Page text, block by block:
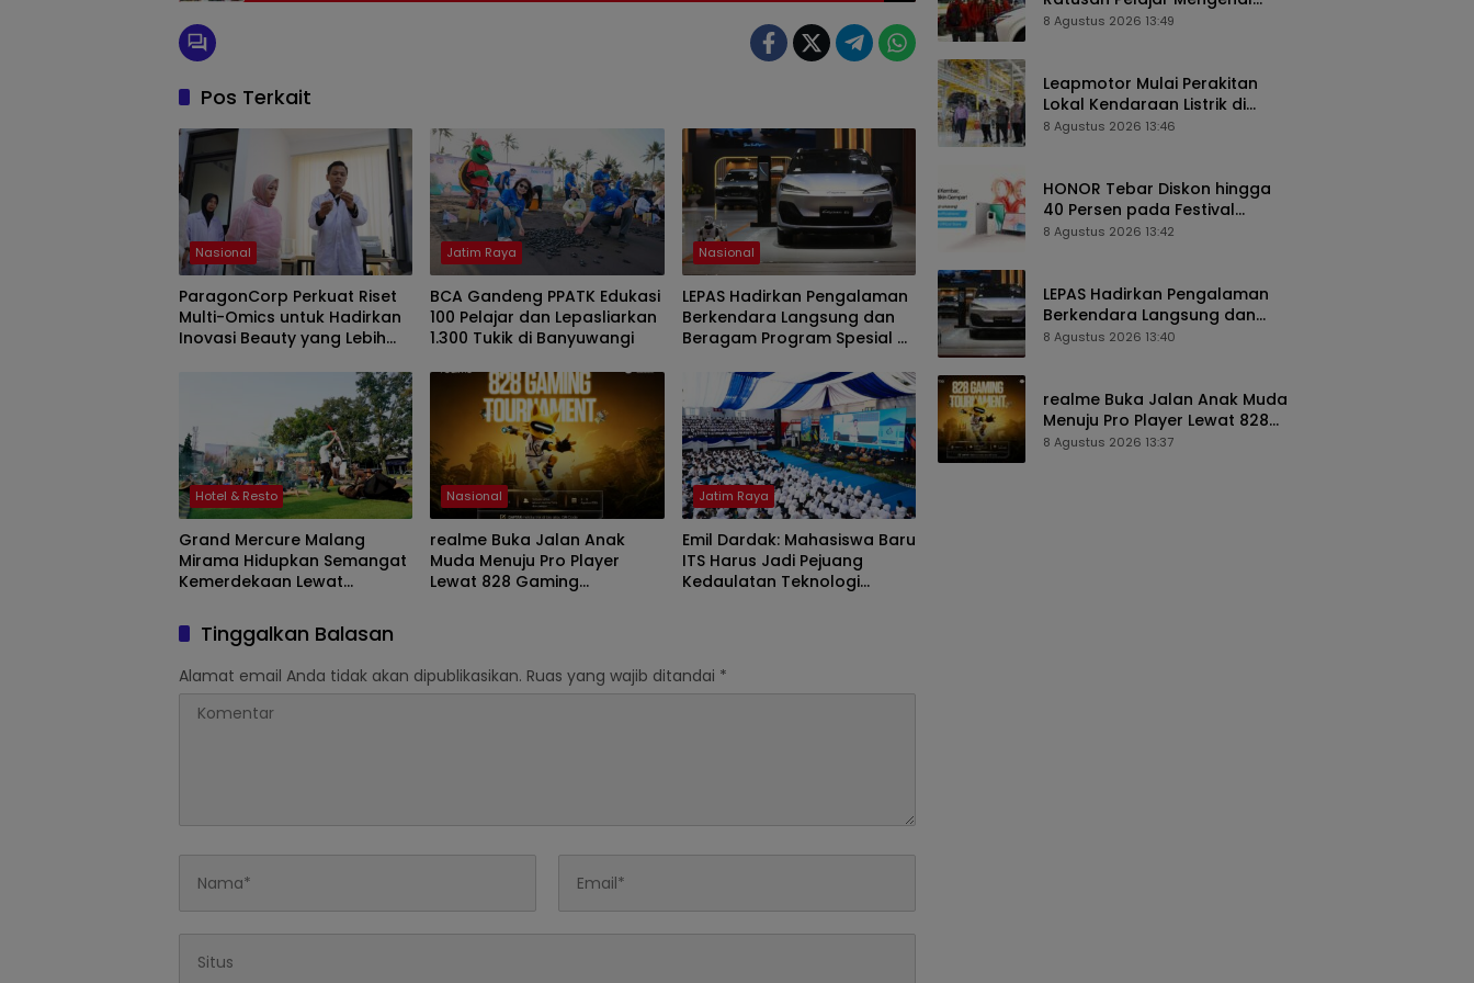
Pos Terkait
Nasional
ParagonCorp Perkuat Riset
Multi-Omics untuk Hadirkan
Inovasi Beauty yang Lebih
Jatim Raya
BCA Gandeng PPATK Edukasi
100 Pelajar dan Lepasliarkan
1.300 Tukik di Banyuwangi
Nasional
LEPAS Hadirkan Pengalaman
Berkendara Langsung dan
Beragam Program Spesial di
Hotel & Resto
Grand Mercure Malang
Mirama Hidupkan Semangat
Kemerdekaan Lewat
Nasional
realme Buka Jalan Anak
Muda Menuju Pro Player
Lewat 828 Gaming
Jatim Raya
Emil Dardak: Mahasiswa Baru
ITS Harus Jadi Pejuang
Kedaulatan Teknologi
Tinggalkan Balasan
Alamat email Anda tidak akan dipublikasikan. Ruas yang wajib ditandai *
Teknologi dan Peluang Karier
8 Agustus 2026 13:49
Leapmotor Mulai Perakitan
Lokal Kendaraan Listrik di
Indonesia, B10 dan C10 Jadi
8 Agustus 2026 13:46
HONOR Tebar Diskon hingga
40 Persen pada Festival
Belanja 8.8 di Shopee dan
8 Agustus 2026 13:42
LEPAS Hadirkan Pengalaman
Berkendara Langsung dan
Beragam Program Spesial di
8 Agustus 2026 13:40
realme Buka Jalan Anak Muda
Menuju Pro Player Lewat 828
Gaming Tournament
8 Agustus 2026 13:37